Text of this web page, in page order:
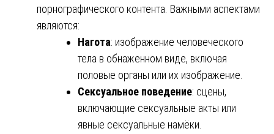
порнографического контента. Важными аспектами
являются:
Нагота: изображение человеческого
тела в обнаженном виде, включая
половые органы или их изображение.
Сексуальное поведение: сцены,
включающие сексуальные акты или
явные сексуальные намёки.